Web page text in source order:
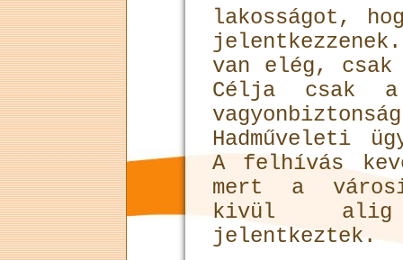
lakosságot,
van elég,
Célja csak
Hadműveleti
A felhívás
mert a városi
kivül alig
jelentkeztek.